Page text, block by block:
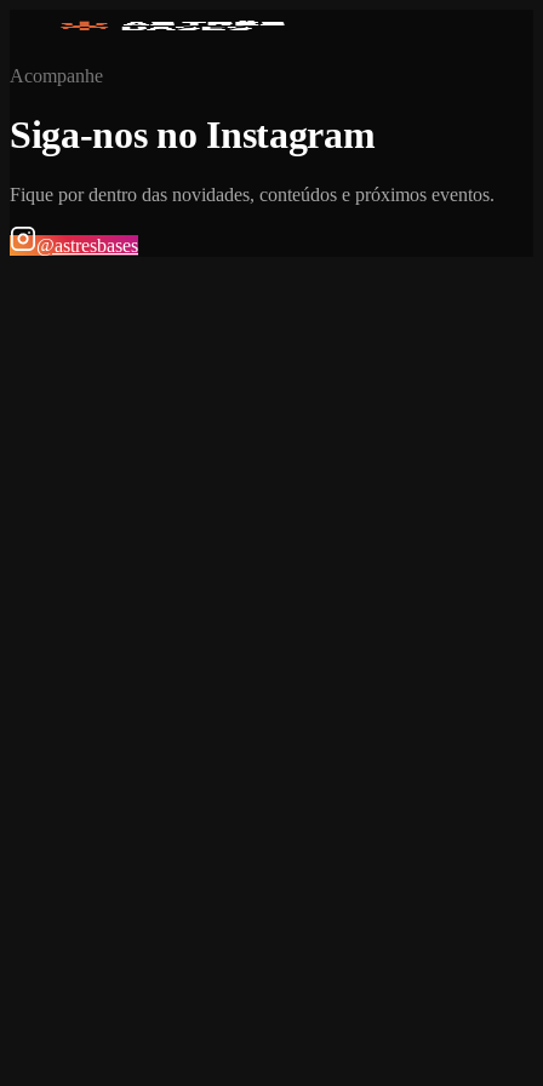
Acompanhe
Siga-nos no Instagram
Fique por dentro das novidades, conteúdos e próximos eventos.
@astresbases